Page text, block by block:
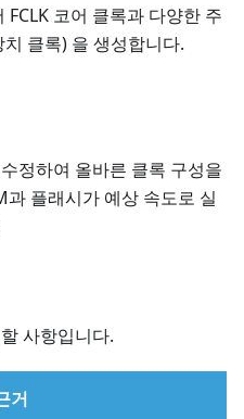
코어 클록과 다양한 주
클록) 을 생성합니다.
정하여 올바른 클록 구성을
플래시가 예상 속도로 실
사항입니다.
거